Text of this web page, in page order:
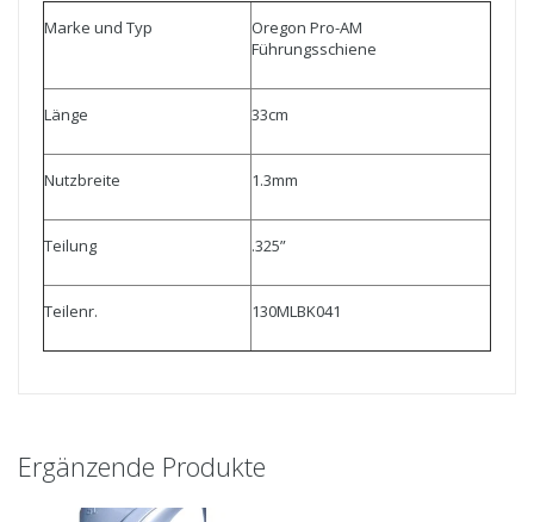
Marke und Typ
Oregon Pro-AM
Führungsschiene
Länge 33cm
Nutzbreite 1.3mm
Teilung .325”
Teilenr. 130MLBK041
Ergänzende Produkte